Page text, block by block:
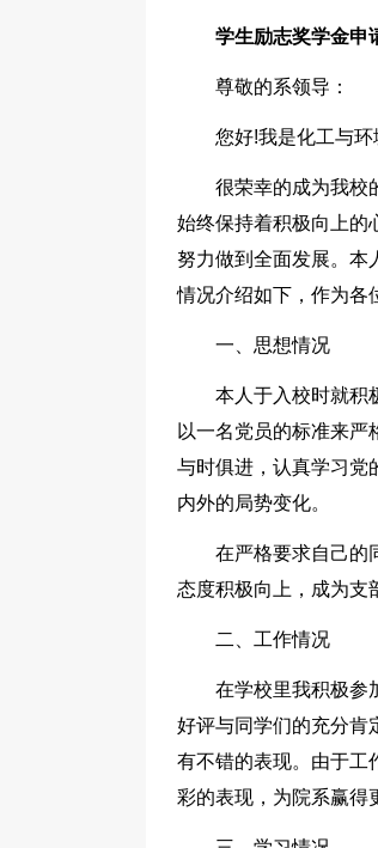
学生励志奖学金申
尊敬的系领导：
您好!我是化工与环
很荣幸的成为我校
始终保持着积极向上的
努力做到全面发展。本
情况介绍如下，作为各
一、思想情况
本人于入校时就积
以一名党员的标准来
与时俱进，认真学习党
内外的局势变化。
在严格要求自己的
态度积极向上，成为支
二、工作情况
在学校里我积极参
好评与同学们的充分肯
有不错的表现。由于工
彩的表现，为院系赢得